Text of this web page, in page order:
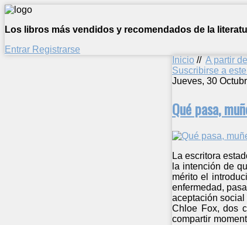
Los libros más vendidos y recomendados de la
Entrar Registrarse
Inicio // A partir
Suscribirse a
Jueves, 30
Qué pasa,
La escritora
la intención de
mérito el
enfermedad,
aceptación
Chloe Fox, dos
compartir